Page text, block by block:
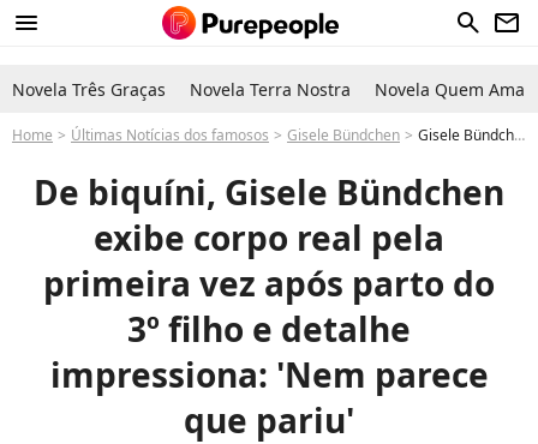
menu search newsletter
Novela Três Graças Novela Terra Nostra Novela Quem Ama
Home Últimas Notícias dos famosos Gisele Bündchen Gisele Bündchen, de biquíni, exibe corpo real pela primeira vez após o parto do 3º filho e choca a web: 'Nem parece que pariu'
De biquíni, Gisele Bündchen
exibe corpo real pela
primeira vez após parto do
3º filho e detalhe
impressiona: 'Nem parece
que pariu'